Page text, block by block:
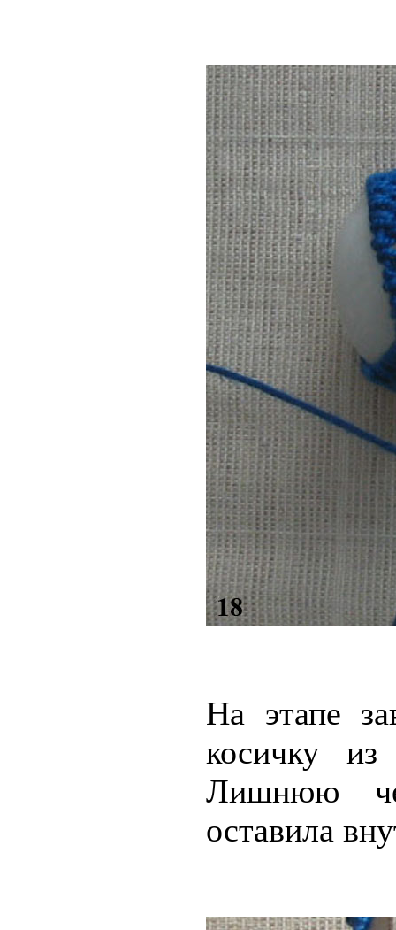
На этапе
косичку
Лишнюю
оставила